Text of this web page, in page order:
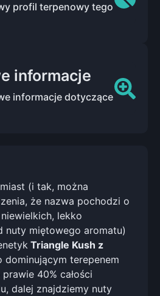
(i tak, można
że nazwa pochodzi o
lekko
nuty miętowego aromatu)
Triangle Kush z
dominującym terepenem
40% całości
dalej znajdziemy nuty
profil terpenowy tego
informacje
informacje dotyczące